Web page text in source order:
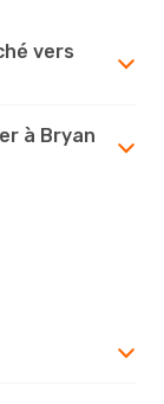
vers
à Bryan